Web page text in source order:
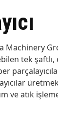
Machinery
tek şaftlı,
ve atık